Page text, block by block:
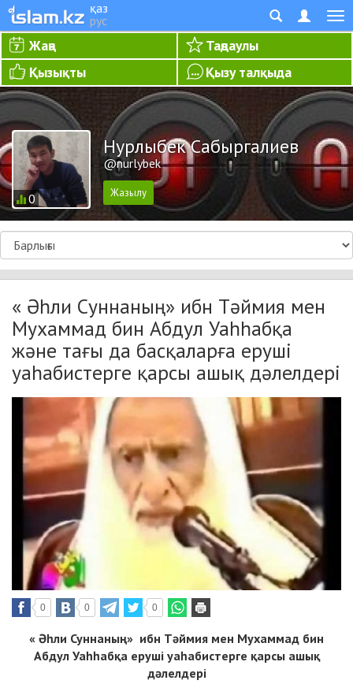
қаз
рус
Жаңа
Таңдаулы
Қызықты
Қызу талқыда
0
Нурлыбек Сабыргалиев
@nurlybek
« Әһли Суннаның» ибн Тәймия мен
Мухаммад бин Абдул Уаһһабқа
және тағы да басқаларға еруші
уаһабистерге қарсы ашық дәлелдері
0 0 0
« Әһли Суннаның» ибн Тәймия мен Мухаммад бин
Абдул Уаһһабқа еруші уаһабистерге қарсы ашық
дәлелдері